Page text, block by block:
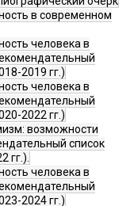
в современном
человека в
2019 гг.)
человека в
2022 гг.)
возможности
список
гг.).
человека в
2024 гг.)